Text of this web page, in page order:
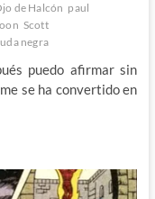
de Halcón paul
Scott
negra
puedo afirmar sin
se ha convertido en